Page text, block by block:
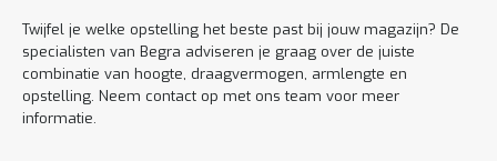
Twijfel je welke opstelling het beste past bij jouw magazijn? De
specialisten van Begra adviseren je graag over de juiste
combinatie van hoogte, draagvermogen, armlengte en
opstelling. Neem contact op met ons team voor meer
informatie.